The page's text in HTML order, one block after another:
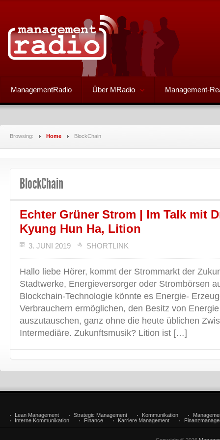
ManagementRadio Über MRadio Management-
Browsing: Home BlockChain
BlockChain
Echter Grüner Strom | Im Talk mit
Kyung Hun Ha, Lition
3. JUNI 2019 SHORTLINK
Hallo liebe Hörer, kommt der Strommarkt der
Stadtwerke, Energieversorger oder Strombörsen
Blockchain-Technologie könnte es Energie-
Verbrauchern ermöglichen, den Besitz von
auszutauschen, ganz ohne die heute üblichen
Intermediäre. Zukunftsmusik? Lition ist […]
Lean Management Strategic Management Kommunikation
Interne Kommunikation
Finance Karriere Management